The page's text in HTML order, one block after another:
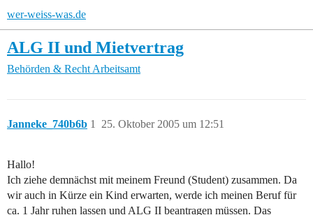
wer-weiss-was.de
ALG II und Mietvertrag
Behörden & Recht Arbeitsamt
Janneke_740b6b 25. Oktober 2005 um 12:51
1
Hallo!
Ich ziehe demnächst mit meinem Freund (Student) zusammen. Da
wir auch in Kürze ein Kind erwarten, werde ich meinen Beruf für
ca. 1 Jahr ruhen lassen und ALG II beantragen müssen. Das